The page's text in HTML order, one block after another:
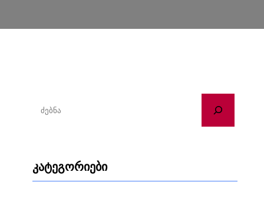
აკატეგორიები